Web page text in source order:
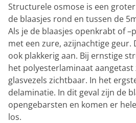
Structurele osmose is een
de blaasjes rond en tussen de
Als je de blaasjes openkrabt of
met een zure, azijnachtige geur.
ook plakkerig aan. Bij ernstige
het polyesterlaminaat aangetast
glasvezels zichtbaar. In het
delaminatie. In dit geval zijn de
opengebarsten en komen er
los.